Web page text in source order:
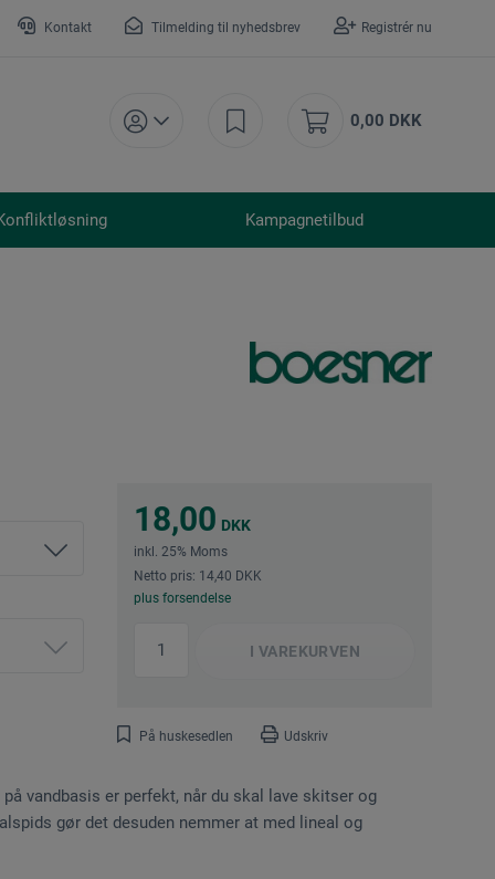
Kontakt Tilmelding til nyhedsbrev Registrér nu
0,00 DKK
Kampagnetilbud
18,00 DKK
inkl. 25% Moms
Netto pris: 14,40 DKK
plus forsendelse
I VAREKURVEN
På huskesedlen Udskriv
vandbasis er perfekt, når du skal lave skitser og
gør det desuden nemmer at med lineal og